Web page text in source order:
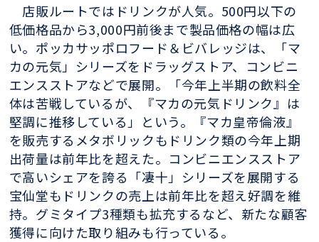
店販ルートではドリンクが人気。500円以下の
低価格品から3,000円前後まで製品価格の幅は広
い。ポッカサッポロフード＆ビバレッジは、「マ
カの元気」シリーズをドラッグストア、コンビニ
エンスストアなどで展開。「今年上半期の飲料全
体は苦戦しているが、『マカの元気ドリンク』は
堅調に推移している」という。『マカ皇帝倫液』
を販売するメタボリックもドリンク類の今年上期
出荷量は前年比を超えた。コンビニエンスストア
で高いシェアを誇る「凄十」シリーズを展開する
宝仙堂もドリンクの売上は前年比を超え好調を維
持。グミタイプ3種類も拡充するなど、新たな顧客
獲得に向けた取り組みも行っている。